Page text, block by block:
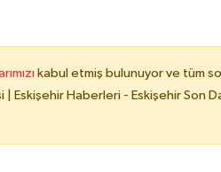
kabul etmiş bulunuyor ve tüm
Eskişehir Haberleri - Eskişehir Son